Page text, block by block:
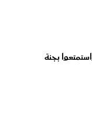
بجنة